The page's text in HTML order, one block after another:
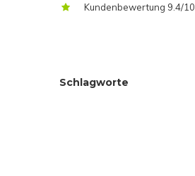
Kundenbewertung 9.4/10
Schlagworte